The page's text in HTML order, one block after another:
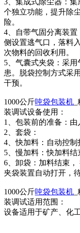
个独立功能，提升除
险。
4、自带气固分离装
侧设置逃气口，落料
次物料的回收利用。
5、气囊式夹袋：采
患。脱袋控制方式采
干预。
1000公斤吨袋包装机
装调试设备使用：
1、包装前的准备：由
2、套袋：
4、快加料：自动控制
5、慢加料：快加料结
6、卸袋：加料结束，
夹袋装置自动打开，
1000公斤吨袋包装机
装调试适用范围：
设备适用于矿产、化